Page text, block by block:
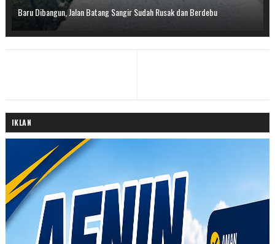
Baru Dibangun, Jalan Batang Sangir Sudah Rusak dan Berdebu
IKLAN